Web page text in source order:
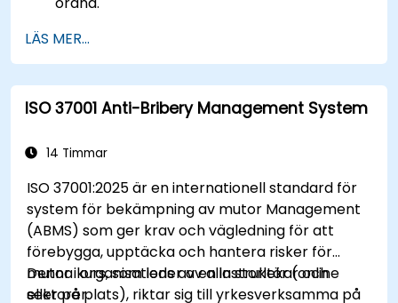
LÄS MER...
ISO 37001 Anti-Bribery Management System
14 Timmar
ISO 37001:2025 är en internationell standard för
system för bekämpning av mutor Management
(ABMS) som ger krav och vägledning för att
förebygga, upptäcka och hantera risker för
mutor i organisationer av alla storlekar och
sektorer.
Denna kurs, som leds av en instruktör (online
eller på plats), riktar sig till yrkesverksamma på